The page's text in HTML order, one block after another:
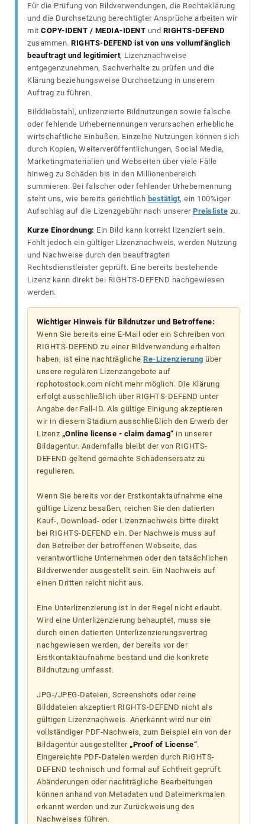
Für die Prüfung von Bildverwendungen, die Rechteklärung
und die Durchsetzung berechtigter Ansprüche arbeiten wir
mit COPY-IDENT / MEDIA-IDENT und RIGHTS-DEFEND
zusammen. RIGHTS-DEFEND ist von uns vollumfänglich
beauftragt und legitimiert, Lizenznachweise
entgegenzunehmen, Sachverhalte zu prüfen und die
Klärung beziehungsweise Durchsetzung in unserem
Auftrag zu führen.
Bilddiebstahl, unlizenzierte Bildnutzungen sowie falsche
oder fehlende Urhebernennungen verursachen erhebliche
wirtschaftliche Einbußen. Einzelne Nutzungen können sich
durch Kopien, Weiterveröffentlichungen, Social Media,
Marketingmaterialien und Webseiten über viele Fälle
hinweg zu Schäden bis in den Millionenbereich
summieren. Bei falscher oder fehlender Urhebernennung
steht uns, wie bereits gerichtlich bestätigt, ein 100%iger
Aufschlag auf die Lizenzgebühr nach unserer Preisliste zu.
Kurze Einordnung: Ein Bild kann korrekt lizenziert sein.
Fehlt jedoch ein gültiger Lizenznachweis, werden Nutzung
und Nachweise durch den beauftragten
Rechtsdienstleister geprüft. Eine bereits bestehende
Lizenz kann direkt bei RIGHTS-DEFEND nachgewiesen
werden.
Wichtiger Hinweis für Bildnutzer und Betroffene:
Wenn Sie bereits eine E-Mail oder ein Schreiben von
RIGHTS-DEFEND zu einer Bildverwendung erhalten
haben, ist eine nachträgliche Re-Lizenzierung über
unsere regulären Lizenzangebote auf
rcphotostock.com nicht mehr möglich. Die Klärung
erfolgt ausschließlich über RIGHTS-DEFEND unter
Angabe der Fall-ID. Als gültige Einigung akzeptieren
wir in diesem Stadium ausschließlich den Erwerb der
Lizenz „Online license - claim damag“ in unserer
Bildagentur. Andernfalls bleibt der von RIGHTS-
DEFEND geltend gemachte Schadensersatz zu
regulieren.
Wenn Sie bereits vor der Erstkontaktaufnahme eine
gültige Lizenz besaßen, reichen Sie den datierten
Kauf-, Download- oder Lizenznachweis bitte direkt
bei RIGHTS-DEFEND ein. Der Nachweis muss auf
den Betreiber der betroffenen Webseite, das
verantwortliche Unternehmen oder den tatsächlichen
Bildverwender ausgestellt sein. Ein Nachweis auf
einen Dritten reicht nicht aus.
Eine Unterlizenzierung ist in der Regel nicht erlaubt.
Wird eine Unterlizenzierung behauptet, muss sie
durch einen datierten Unterlizenzierungsvertrag
nachgewiesen werden, der bereits vor der
Erstkontaktaufnahme bestand und die konkrete
Bildnutzung umfasst.
JPG-/JPEG-Dateien, Screenshots oder reine
Bilddateien akzeptiert RIGHTS-DEFEND nicht als
gültigen Lizenznachweis. Anerkannt wird nur ein
vollständiger PDF-Nachweis, zum Beispiel ein von der
Bildagentur ausgestellter „Proof of License“.
Eingereichte PDF-Dateien werden durch RIGHTS-
DEFEND technisch und formal auf Echtheit geprüft.
Abänderungen oder nachträgliche Bearbeitungen
können anhand von Metadaten und Dateimerkmalen
erkannt werden und zur Zurückweisung des
Nachweises führen.